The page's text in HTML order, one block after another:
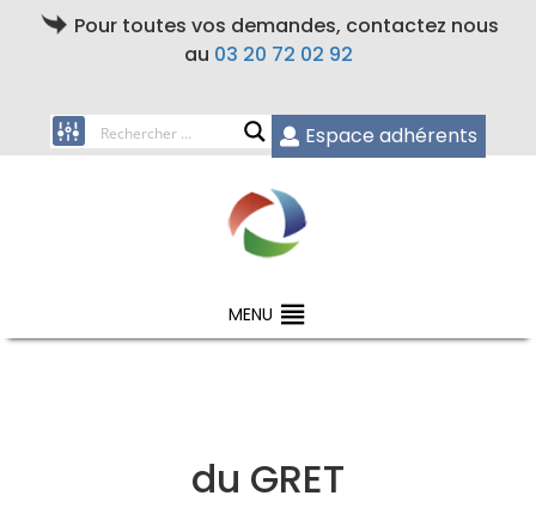
Pour toutes vos demandes, contactez nous
au 03 20 72 02 92
Espace adhérents
MENU
du GRET